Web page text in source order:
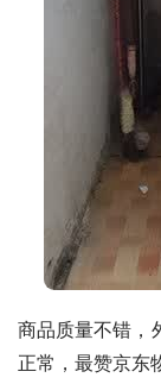
商品质量不错，
正常，最赞京东